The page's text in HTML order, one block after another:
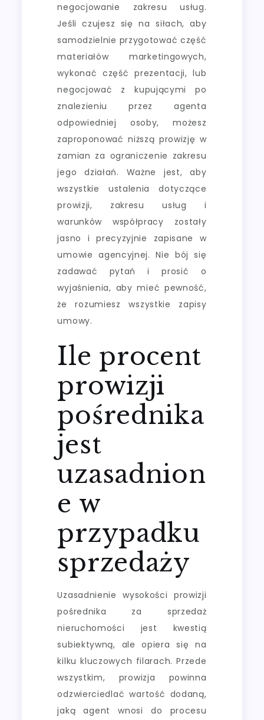
negocjowanie zakresu usług.
Jeśli czujesz się na siłach, aby
samodzielnie przygotować część
materiałów marketingowych,
wykonać część prezentacji, lub
negocjować z kupującymi po
znalezieniu przez agenta
odpowiedniej osoby, możesz
zaproponować niższą prowizję w
zamian za ograniczenie zakresu
jego działań. Ważne jest, aby
wszystkie ustalenia dotyczące
prowizji, zakresu usług i
warunków współpracy zostały
jasno i precyzyjnie zapisane w
umowie agencyjnej. Nie bój się
zadawać pytań i prosić o
wyjaśnienia, aby mieć pewność,
że rozumiesz wszystkie zapisy
umowy.
Ile procent
prowizji
pośrednika
jest
uzasadnion
e w
przypadku
sprzedaży
Uzasadnienie wysokości prowizji
pośrednika za sprzedaż
nieruchomości jest kwestią
subiektywną, ale opiera się na
kilku kluczowych filarach. Przede
wszystkim, prowizja powinna
odzwierciedlać wartość dodaną,
jaką agent wnosi do procesu